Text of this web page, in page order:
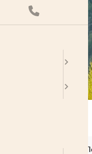
Проектирование